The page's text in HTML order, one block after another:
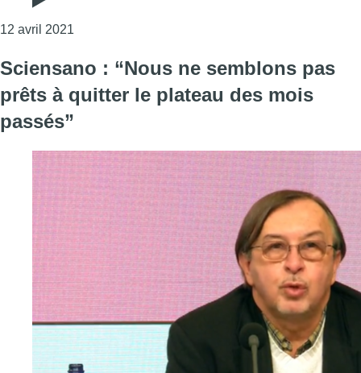
12 avril 2021
Sciensano : “Nous ne semblons pas
prêts à quitter le plateau des mois
passés”